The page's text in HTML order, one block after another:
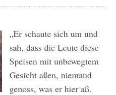
„Er schaute sich um und
sah, dass die Leute diese
Speisen mit unbewegtem
Gesicht aßen, niemand
genoss, was er hier aß.